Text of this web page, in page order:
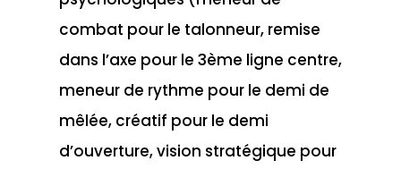
combat pour le talonneur, remise
dans l’axe pour le 3ème ligne centre,
meneur de rythme pour le demi de
mêlée, créatif pour le demi
d’ouverture, vision stratégique pour